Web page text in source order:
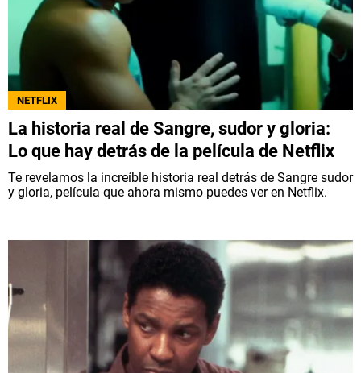
NETFLIX
La historia real de Sangre, sudor y gloria:
Lo que hay detrás de la película de Netflix
Te revelamos la increíble historia real detrás de Sangre sudor
y gloria, película que ahora mismo puedes ver en Netflix.